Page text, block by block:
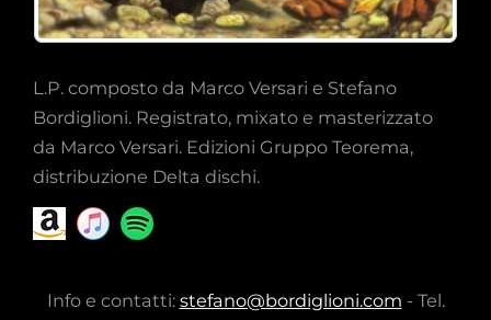
L.P. composto da Marco Versari e Stefano
Bordiglioni. Registrato, mixato e masterizzato
da Marco Versari. Edizioni Gruppo Teorema,
distribuzione Delta dischi.
Info e contatti: stefano@bordiglioni.com - Tel.